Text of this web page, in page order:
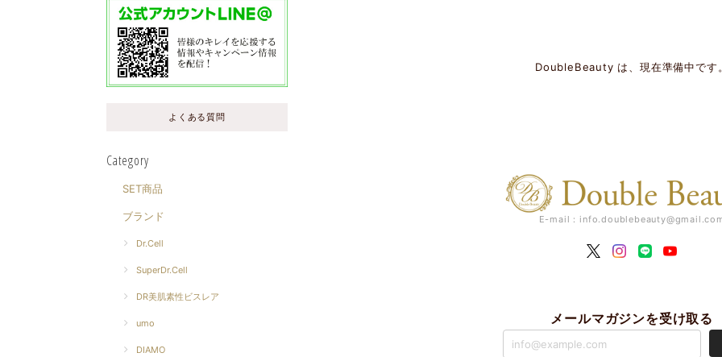
よくある質問
Category
SET商品
ブランド
Dr.Cell
SuperDr.Cell
DR美肌素性ビスレア
umo
DIAMO
DoubleBeauty は、現在準備中です
E-mail：
メールマガジンを受け取る